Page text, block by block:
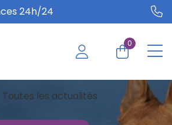
24h/24
0
Toutes les actualités